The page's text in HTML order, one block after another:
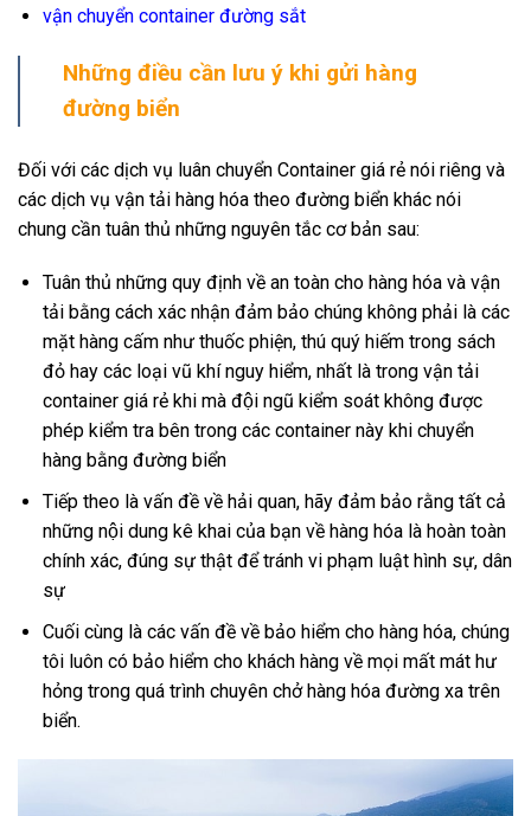
vận chuyển container đường sắt
Những điều cần lưu ý khi gửi hàng
đường biển
Đối với các dịch vụ luân chuyển Container giá rẻ nói riêng và
các dịch vụ vận tải hàng hóa theo đường biển khác nói
chung cần tuân thủ những nguyên tắc cơ bản sau:
Tuân thủ những quy định về an toàn cho hàng hóa và vận
tải bằng cách xác nhận đảm bảo chúng không phải là các
mặt hàng cấm như thuốc phiện, thú quý hiếm trong sách
đỏ hay các loại vũ khí nguy hiểm, nhất là trong vận tải
container giá rẻ khi mà đội ngũ kiểm soát không được
phép kiểm tra bên trong các container này khi chuyển
hàng bằng đường biển
Tiếp theo là vấn đề về hải quan, hãy đảm bảo rằng tất cả
những nội dung kê khai của bạn về hàng hóa là hoàn toàn
chính xác, đúng sự thật để tránh vi phạm luật hình sự, dân
sự
Cuối cùng là các vấn đề về bảo hiểm cho hàng hóa, chúng
tôi luôn có bảo hiểm cho khách hàng về mọi mất mát hư
hỏng trong quá trình chuyên chở hàng hóa đường xa trên
biển.